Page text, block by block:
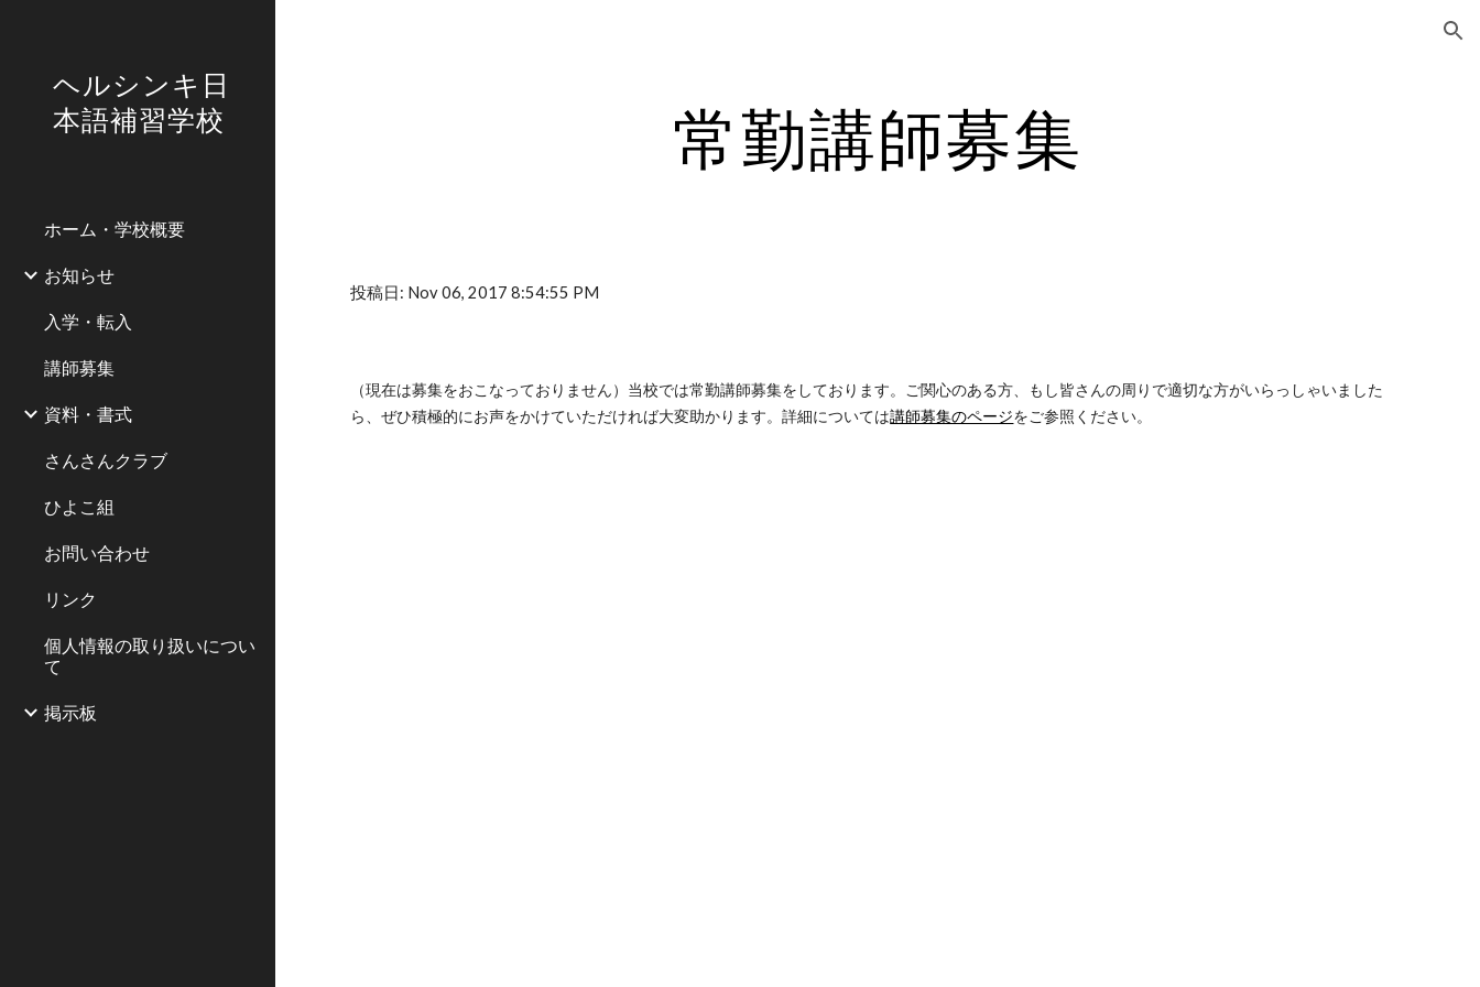
ヘルシンキ日
本語補習学校
ホーム・学校概要
お知らせ
入学・転入
講師募集
資料・書式
さんさんクラブ
ひよこ組
お問い合わせ
リンク
個人情報の取り扱いについ
て
掲示板
常勤講師募集
投稿日: Nov 06, 2017 8:54:55 PM
（現在は募集をおこなっておりません） 当校では常勤講師募集をしております。ご関心のある方、もし皆さんの周りで適切な方がいらっしゃいました
ら、ぜひ積極的にお声をかけていただければ大変助かります。詳細については講師募集のページをご参照ください。